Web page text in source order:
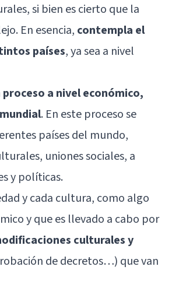
si bien es cierto que la
En esencia, contempla el
países, ya sea a nivel
proceso a nivel económico,
. En este proceso se
países del mundo,
uniones sociales, a
y políticas.
y cada cultura, como algo
y que es llevado a cabo por
culturales y
de decretos…) que van